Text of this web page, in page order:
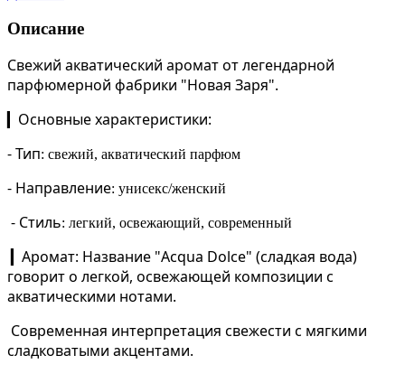
Описание
Свежий акватический ароматот легендарной
парфюмерной фабрики "Новая Заря".
Основные характеристики:
-Тип: свежий, акватический парфюм
- Направление: унисекс/женский
- Стиль: легкий, освежающий, современный
Аромат: Название "Acqua Dolce" (сладкая вода)
говорит о легкой, освежающей композиции с
акватическими нотами.
Современная интерпретация свежести с мягкими
сладковатыми акцентами.